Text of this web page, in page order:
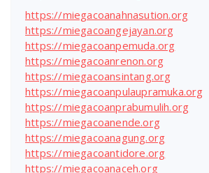
https://miegacoanahnasution.org
https://miegacoangejayan.org
https://miegacoanpemuda.org
https://miegacoanrenon.org
https://miegacoansintang.org
https://miegacoanpulaupramuka.org
https://miegacoanprabumulih.org
https://miegacoanende.org
https://miegacoanagung.org
https://miegacoantidore.org
https://miegacoanaceh.org